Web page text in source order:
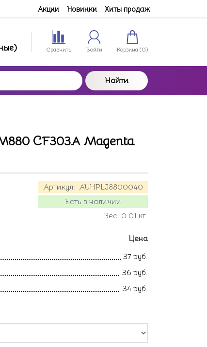
Акции Новинки Хиты продаж
Сравнить Войти Корзина (0)
Найти
CF303A Magenta
Артикул: AUHPLJ8800040
Есть в наличии
Вес: 0.01 кг.
Цена
37 руб.
36 руб.
34 руб.